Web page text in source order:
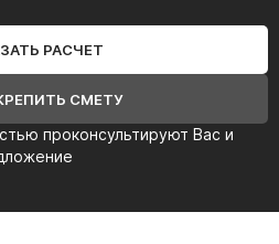
проконсультируют Вас и
РАСЧЕТ
СМЕТУ